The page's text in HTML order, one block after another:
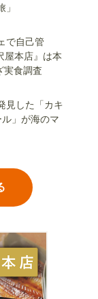
で自己管
本店』は本
食調査
見した「カキ
」が海のマ